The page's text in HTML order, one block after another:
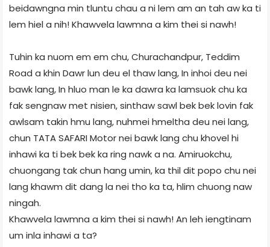
beidawngna min tluntu chau a ni lem am an tah aw ka ti
lem hiel a nih! Khawvela lawmna a kim thei si nawh!
Tuhin ka nuom em em chu, Churachandpur, Teddim
Road a khin Dawr lun deu el thaw lang, In inhoi deu nei
bawk lang, In hluo man le ka dawra ka lamsuok chu ka
fak sengnaw met nisien, sinthaw sawl bek bek lovin fak
awlsam takin hmu lang, nuhmei hmeltha deu nei lang,
chun TATA SAFARI Motor nei bawk lang chu khovel hi
inhawi ka ti bek bek ka ring nawk a na. Amiruokchu,
chuongang tak chun hang umin, ka thil dit popo chu nei
lang khawm dit dang la nei tho ka ta, hlim chuong naw
ningah.
Khawvela lawmna a kim thei si nawh! An leh iengtinam
um inla inhawi a ta?